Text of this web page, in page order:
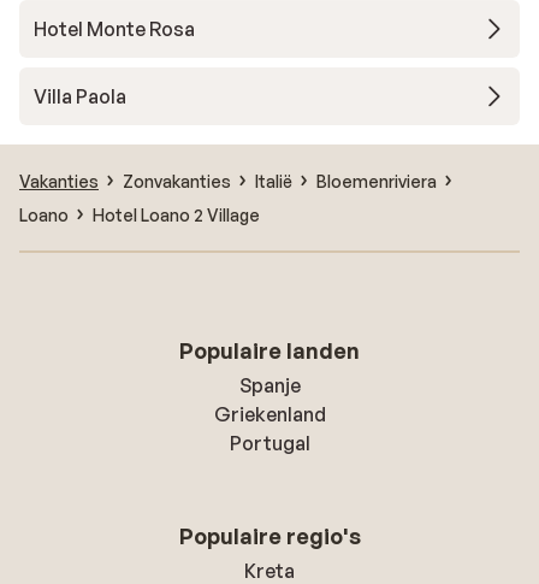
Hotel Monte Rosa
Villa Paola
Vakanties Zonvakanties Italië
Bloemenriviera
Loano
Hotel Loano 2 Village
Populaire landen
Spanje
Griekenland
Portugal
Populaire regio's
Kreta